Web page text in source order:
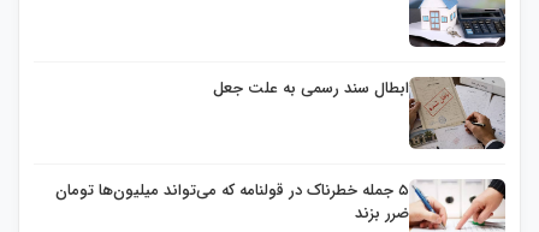
ابطال سند رسمی به علت جعل
۵ جمله خطرناک در قولنامه که می‌تواند میلیون‌ها تومان
ضرر بزند